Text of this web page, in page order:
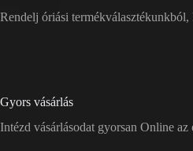
Rendelj óriási termékválasztékunkból,
Gyors vásárlás
Intézd vásárlásodat gyorsan Online